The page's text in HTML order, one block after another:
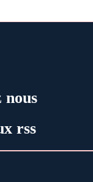
nous
rss